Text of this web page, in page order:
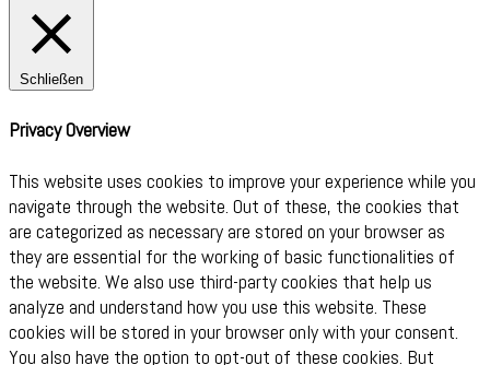
Schließen
Privacy Overview
This website uses cookies to improve your experience while you
navigate through the website. Out of these, the cookies that
are categorized as necessary are stored on your browser as
they are essential for the working of basic functionalities of
the website. We also use third-party cookies that help us
analyze and understand how you use this website. These
cookies will be stored in your browser only with your consent.
You also have the option to opt-out of these cookies. But